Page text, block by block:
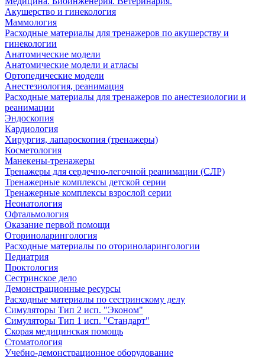
Акушерство и гинекология
Маммология
Расходные материалы для тренажеров по акушерству и
гинекологии
Анатомические модели
Анатомические модели и атласы
Ортопедические модели
Анестезиология, реанимация
Расходные материалы для тренажеров по анестезиологии и
реанимации
Эндоскопия
Кардиология
Хирургия, лапароскопия (тренажеры)
Косметология
Манекены-тренажеры
Тренажеры для сердечно-легочной реанимации (СЛР)
Тренажерные комплексы детской серии
Тренажерные комплексы взрослой серии
Неонатология
Офтальмология
Оказание первой помощи
Оториноларингология
Расходные материалы по оториноларингологии
Педиатрия
Проктология
Сестринское дело
Демонстрационные ресурсы
Расходные материалы по сестринскому делу
Симуляторы Тип 2 исп. "Эконом"
Симуляторы Тип 1 исп. "Стандарт"
Скорая медицинская помощь
Стоматология
Учебно-демонстрационное оборудование